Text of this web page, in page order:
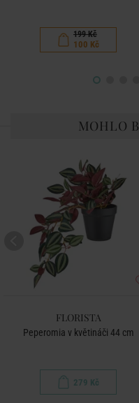
199 Kč
100 Kč
MOHLO
FLORISTA
Peperomia v květináči 44 cm
279 Kč